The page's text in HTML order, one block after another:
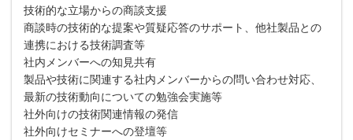
技術的な立場からの商談支援
商談時の技術的な提案や質疑応答のサポート、他社製品との
連携における技術調査等
社内メンバーへの知見共有
製品や技術に関連する社内メンバーからの問い合わせ対応、
最新の技術動向についての勉強会実施等
社外向けの技術関連情報の発信
社外向けセミナーへの登壇等